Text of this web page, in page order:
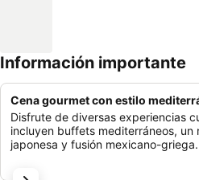
Información importante
Cena gourmet con estilo
Disfrute de diversas experiencias
incluyen buffets mediterráneos, un
japonesa y fusión mexicano-griega.